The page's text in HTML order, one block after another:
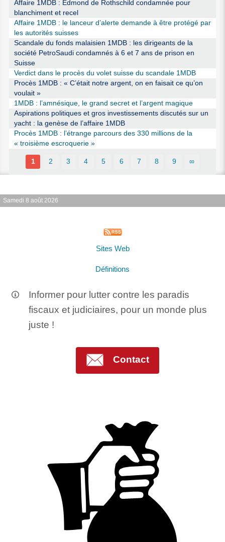
Affaire 1MDB : Edmond de Rothschild condamnée pour
blanchiment et recel
Affaire 1MDB : le lanceur d’alerte demande à être protégé par
les autorités suisses
Scandale du fonds malaisien 1MDB : les dirigeants de la
société PetroSaudi condamnés à 6 et 7 ans de prison en
Suisse
Verdict dans le procès du volet suisse du scandale 1MDB
Procès 1MDB : « C’était notre argent, on en faisait ce qu’on
voulait »
1MDB : l’amnésique, le grand secret et l’argent magique
Aspirations politiques et gros investissements discutés sur un
yacht : la genèse de l’affaire 1MDB
Procès 1MDB : l’étrange parcours des 330 millions de la
« troisième escroquerie »
1 2 3 4 5 6 7 8 9 ∞
Samedi 8 août 2026
Sites Web
Définitions
Informer pour lutter contre les paradis
fiscaux et judiciaires, pour un monde plus
juste !
Contact